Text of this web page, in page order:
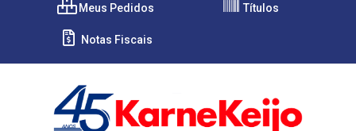
Meus Pedidos Títulos
Notas Fiscais